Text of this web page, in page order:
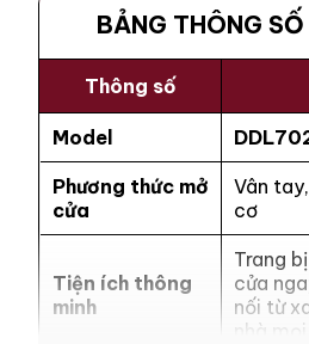
BẢNG THÔNG
Thông số
Model
Phương thức mở
cửa
Vân
cơ
Tiện ích thông
minh
Trang
cửa
nối từ
nhà